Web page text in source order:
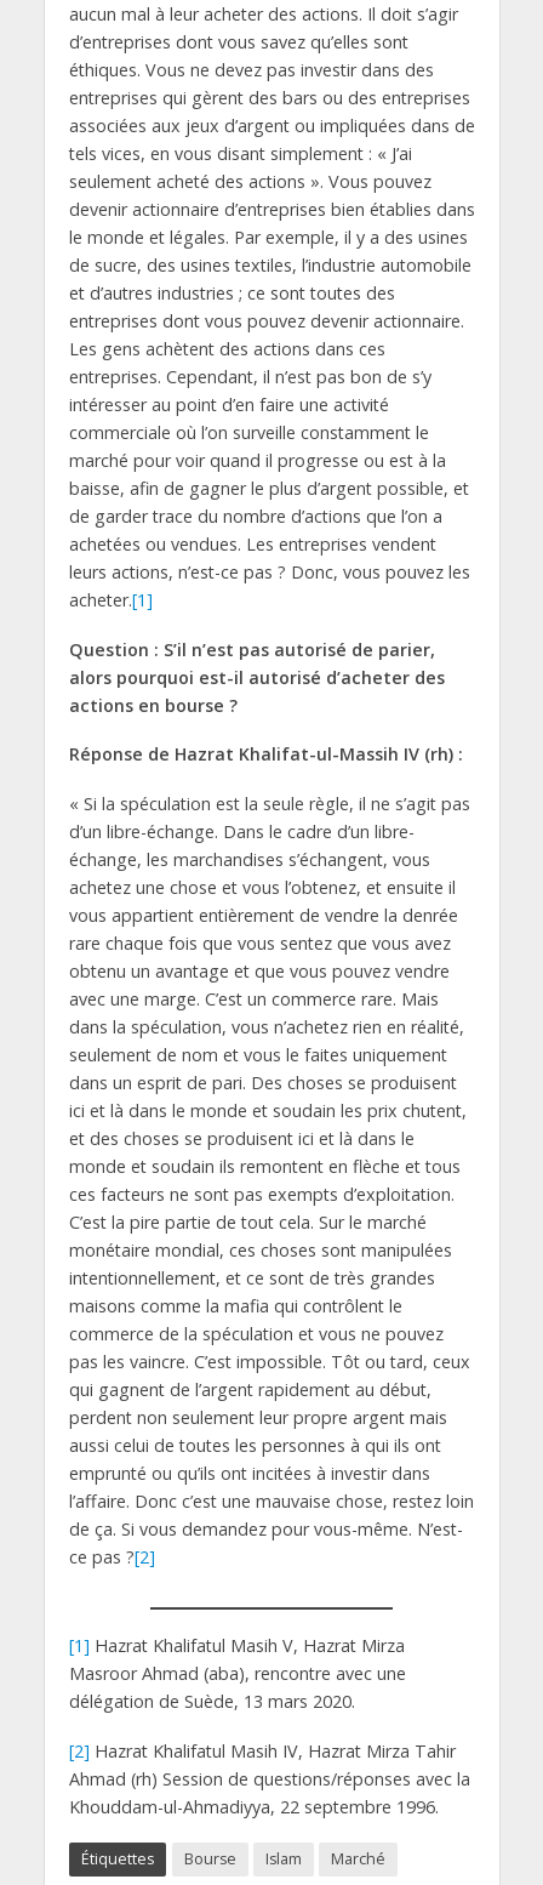
aucun mal à leur acheter des actions. Il doit s’agir
d’entreprises dont vous savez qu’elles sont
éthiques. Vous ne devez pas investir dans des
entreprises qui gèrent des bars ou des entreprises
associées aux jeux d’argent ou impliquées dans de
tels vices, en vous disant simplement : « J’ai
seulement acheté des actions ». Vous pouvez
devenir actionnaire d’entreprises bien établies dans
le monde et légales. Par exemple, il y a des usines
de sucre, des usines textiles, l’industrie automobile
et d’autres industries ; ce sont toutes des
entreprises dont vous pouvez devenir actionnaire.
Les gens achètent des actions dans ces
entreprises. Cependant, il n’est pas bon de s’y
intéresser au point d’en faire une activité
commerciale où l’on surveille constamment le
marché pour voir quand il progresse ou est à la
baisse, afin de gagner le plus d’argent possible, et
de garder trace du nombre d’actions que l’on a
achetées ou vendues. Les entreprises vendent
leurs actions, n’est-ce pas ? Donc, vous pouvez les
acheter.[1]
Question : S’il n’est pas autorisé de parier,
alors pourquoi est-il autorisé d’acheter des
actions en bourse ?
Réponse de Hazrat Khalifat-ul-Massih IV (rh) :
« Si la spéculation est la seule règle, il ne s’agit pas
d’un libre-échange. Dans le cadre d’un libre-
échange, les marchandises s’échangent, vous
achetez une chose et vous l’obtenez, et ensuite il
vous appartient entièrement de vendre la denrée
rare chaque fois que vous sentez que vous avez
obtenu un avantage et que vous pouvez vendre
avec une marge. C’est un commerce rare. Mais
dans la spéculation, vous n’achetez rien en réalité,
seulement de nom et vous le faites uniquement
dans un esprit de pari. Des choses se produisent
ici et là dans le monde et soudain les prix chutent,
et des choses se produisent ici et là dans le
monde et soudain ils remontent en flèche et tous
ces facteurs ne sont pas exempts d’exploitation.
C’est la pire partie de tout cela. Sur le marché
monétaire mondial, ces choses sont manipulées
intentionnellement, et ce sont de très grandes
maisons comme la mafia qui contrôlent le
commerce de la spéculation et vous ne pouvez
pas les vaincre. C’est impossible. Tôt ou tard, ceux
qui gagnent de l’argent rapidement au début,
perdent non seulement leur propre argent mais
aussi celui de toutes les personnes à qui ils ont
emprunté ou qu’ils ont incitées à investir dans
l’affaire. Donc c’est une mauvaise chose, restez loin
de ça. Si vous demandez pour vous-même. N’est-
ce pas ?[2]
[1] Hazrat Khalifatul Masih V, Hazrat Mirza
Masroor Ahmad (aba), rencontre avec une
délégation de Suède, 13 mars 2020.
[2] Hazrat Khalifatul Masih IV, Hazrat Mirza Tahir
Ahmad (rh) Session de questions/réponses avec la
Khouddam-ul-Ahmadiyya, 22 septembre 1996.
Étiquettes Bourse Islam Marché